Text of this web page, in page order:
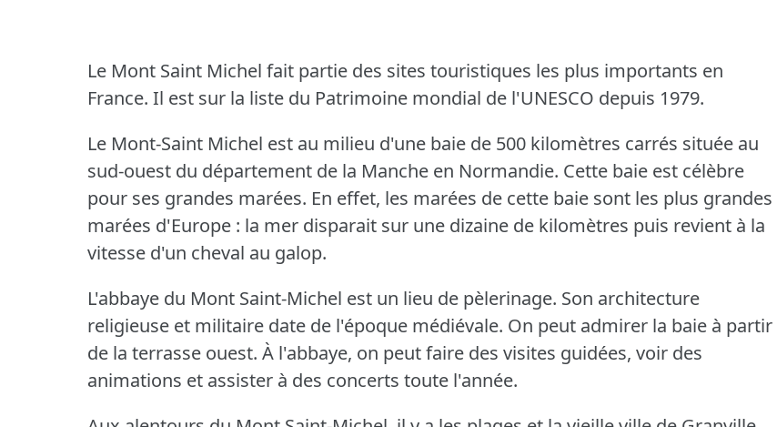
Le Mont Saint Michel fait partie des sites touristiques les plus importants en
France. Il est sur la liste du Patrimoine mondial de l'UNESCO depuis 1979.
Le Mont-Saint Michel est au milieu d'une baie de 500 kilomètres carrés située au
sud-ouest du département de la Manche en Normandie. Cette baie est célèbre
pour ses grandes marées. En effet, les marées de cette baie sont les plus grandes
marées d'Europe : la mer disparait sur une dizaine de kilomètres puis revient à la
vitesse d'un cheval au galop.
L'abbaye du Mont Saint-Michel est un lieu de pèlerinage. Son architecture
religieuse et militaire date de l'époque médiévale. On peut admirer la baie à partir
de la terrasse ouest. À l'abbaye, on peut faire des visites guidées, voir des
animations et assister à des concerts toute l'année.